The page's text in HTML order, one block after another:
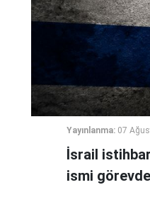
Yayınlanma: 07
İsrail
ismi